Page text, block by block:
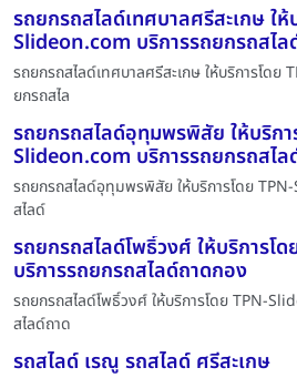
รถยกรถสไลด์เทศบาลศรีสะเกษ ให้
Slideon.com บริการรถยกรถสไ
รถยกรถสไลด์เทศบาลศรีสะเกษ ให้บริการโด
ยกรถสไล
รถยกรถสไลด์อุทุมพรพิสัย ให้บริกา
Slideon.com บริการรถยกรถสไ
รถยกรถสไลด์อุทุมพรพิสัย ให้บริการโดย
สไลด์
รถยกรถสไลด์โพธิ์วงศ์ ให้บริการโ
บริการรถยกรถสไลด์ถาดกอง
รถยกรถสไลด์โพธิ์วงศ์ ให้บริการโดย TPN-
สไลด์ถาด
รถสไลด์ เรณู รถสไลด์ ศรีสะเกษ